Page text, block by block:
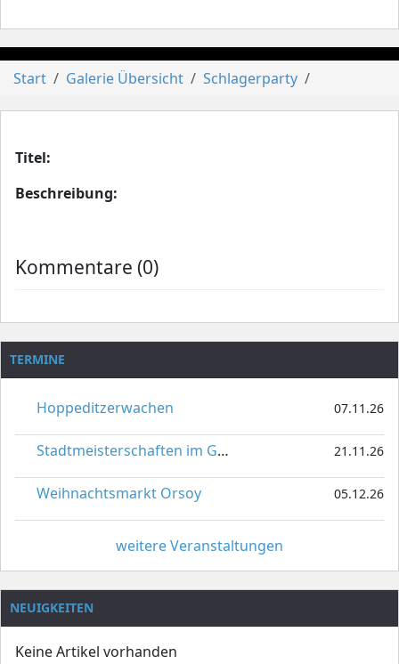
Start Galerie Übersicht Schlagerparty
Titel:
Beschreibung:
Kommentare (0)
TERMINE
Hoppeditzerwachen 07.11.26
Stadtmeisterschaften im Gardetanz 21.11.26
Weihnachtsmarkt Orsoy 05.12.26
weitere Veranstaltungen
NEUIGKEITEN
Keine Artikel vorhanden